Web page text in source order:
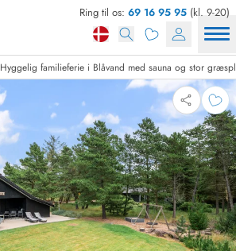
Ring til os: 69 16 95 95 (kl. 9-20)
Hyggelig familieferie i Blåvand med sauna og stor